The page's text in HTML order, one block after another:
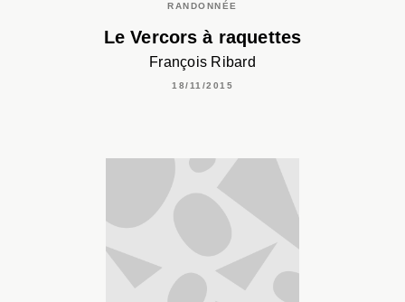
RANDONNÉE
Le Vercors à raquettes
François Ribard
18/11/2015